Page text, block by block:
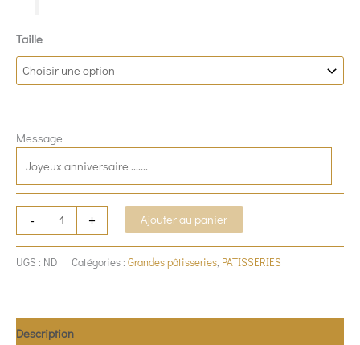
Taille
Message
- + Ajouter au panier
UGS : ND Catégories : Grandes pâtisseries, PATISSERIES
Description